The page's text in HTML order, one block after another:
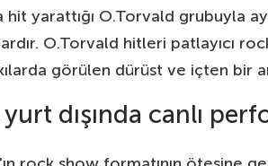
yarattığı O.Torvald grubuyla
O.Torvald hitleri patlayıcı
görülen dürüst ve içten bir
dışında canlı